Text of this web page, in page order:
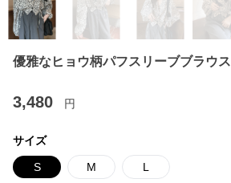
優雅なヒョウ柄パフスリーブブラウス
3,480 円
サイズ
S M L